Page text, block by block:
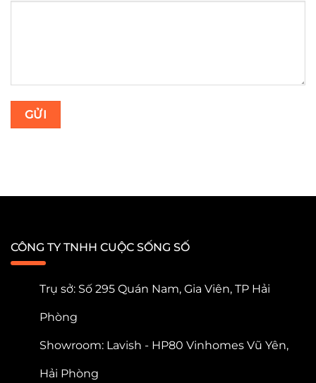
CÔNG TY TNHH CUỘC SỐNG SỐ
Trụ sở: Số 295 Quán Nam, Gia Viên, TP Hải
Phòng
Showroom: Lavish - HP80 Vinhomes Vũ Yên,
Hải Phòng